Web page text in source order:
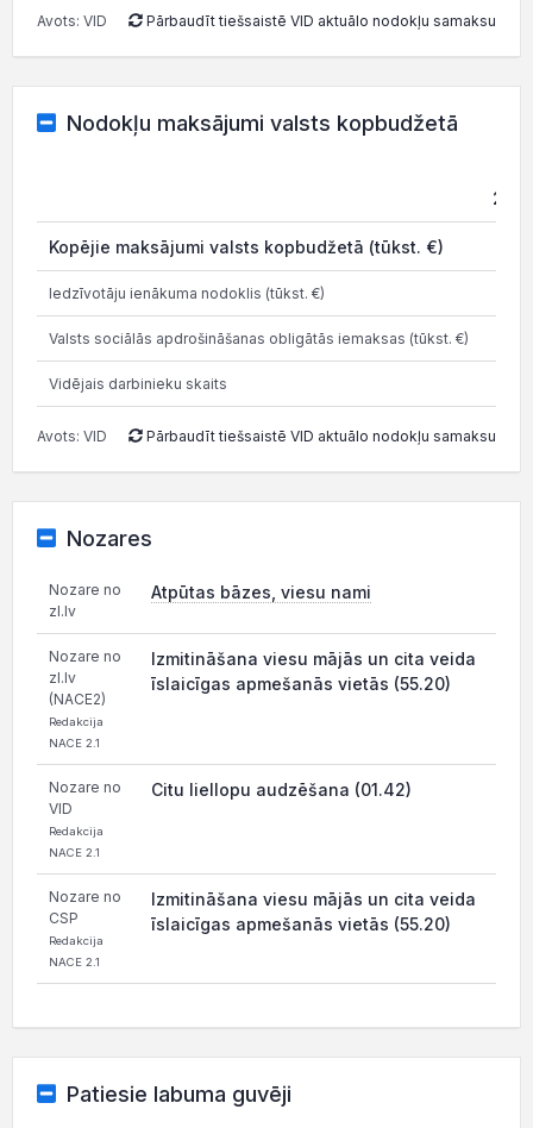
Avots: VID Pārbaudīt tiešsaistē VID aktuālo nodokļu samaksu
Nodokļu maksājumi valsts kopbudžetā
2025
Kopējie maksājumi valsts kopbudžetā (tūkst. €)
Iedzīvotāju ienākuma nodoklis (tūkst. €)
Valsts sociālās apdrošināšanas obligātās iemaksas (tūkst. €)
Vidējais darbinieku skaits
Avots: VID Pārbaudīt tiešsaistē VID aktuālo nodokļu samaksu
Nozares
Nozare no
zl.lv
Atpūtas bāzes, viesu nami
Nozare no
zl.lv
(NACE2)
Redakcija
NACE 2.1
Izmitināšana viesu mājās un cita veida
īslaicīgas apmešanās vietās (55.20)
Nozare no
VID
Redakcija
NACE 2.1
Citu liellopu audzēšana (01.42)
Nozare no
CSP
Redakcija
NACE 2.1
Izmitināšana viesu mājās un cita veida
īslaicīgas apmešanās vietās (55.20)
Patiesie labuma guvēji